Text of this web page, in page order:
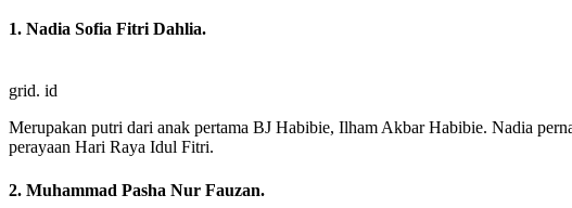
1. Nadia Sofia Fitri Dahlia.
grid. id
Merupakan putri dari anak pertama BJ Habibie, Ilham Akbar Habibie. Nadia
perayaan Hari Raya Idul Fitri.
2. Muhammad Pasha Nur Fauzan.